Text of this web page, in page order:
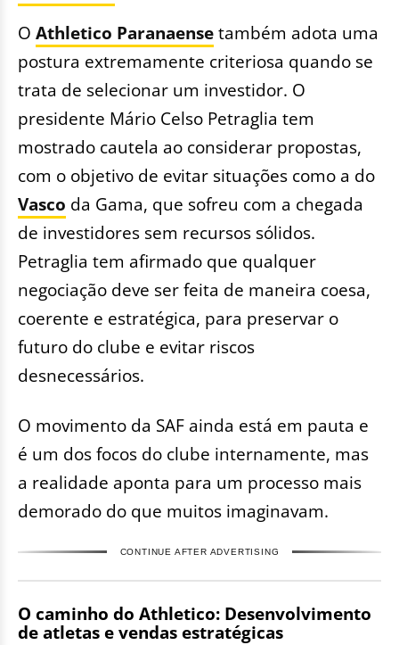
O Athletico Paranaensetambém adota uma
postura extremamente criteriosa quando se
trata de selecionar um investidor. O
presidente Mário Celso Petraglia tem
mostrado cautela ao considerar propostas,
com o objetivo de evitar situações como a do
Vasco da Gama, que sofreu com a chegada
de investidores sem recursos sólidos.
Petraglia tem afirmado que qualquer
negociação deve ser feita de maneira coesa,
coerente e estratégica, para preservar o
futuro do clube e evitar riscos
desnecessários.
O movimento da SAF ainda está em pauta e
é um dos focos do clube internamente, mas
a realidade aponta para um processo mais
demorado do que muitos imaginavam.
CONTINUE AFTER ADVERTISING
O caminho do Athletico: Desenvolvimento
de atletas e vendas estratégicas